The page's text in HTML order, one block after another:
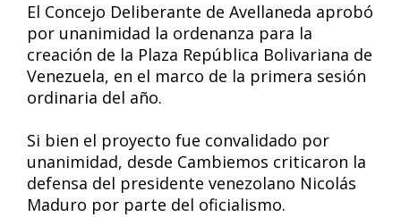
El Concejo Deliberante de Avellaneda aprobó
por unanimidad la ordenanza para la
creación de la Plaza República Bolivariana de
Venezuela, en el marco de la primera sesión
ordinaria del año.
Si bien el proyecto fue convalidado por
unanimidad, desde Cambiemos criticaron la
defensa del presidente venezolano Nicolás
Maduro por parte del oficialismo.